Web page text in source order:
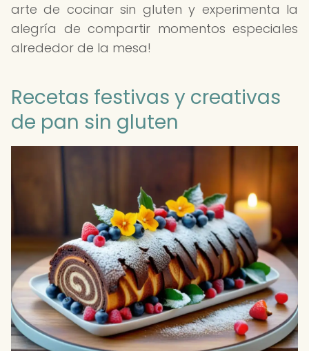
arte de cocinar sin gluten y experimenta la
alegría de compartir momentos especiales
alrededor de la mesa!
Recetas festivas y creativas
de pan sin gluten